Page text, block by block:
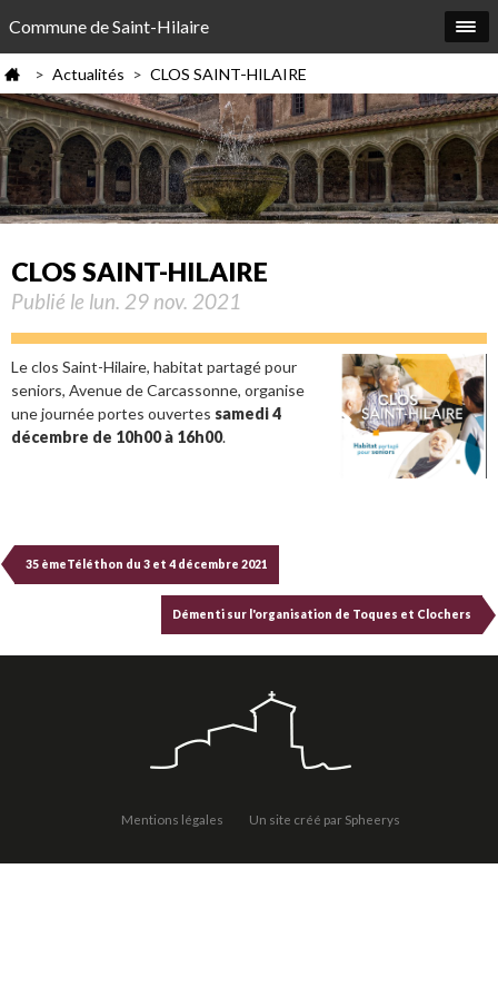
Commune de Saint-Hilaire
> Actualités > CLOS SAINT-HILAIRE
CLOS SAINT-HILAIRE
Publié le lun. 29 nov. 2021
Le clos Saint-Hilaire, habitat partagé pour
seniors, Avenue de Carcassonne, organise
une journée portes ouvertes samedi 4
décembre de 10h00 à 16h00.
35 èmeTéléthon du 3 et 4 décembre 2021
Démenti sur l'organisation de Toques et Clochers
Mentions légales Un site créé par Spheerys